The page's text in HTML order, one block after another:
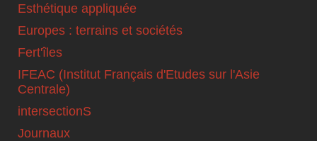
Esthétique appliquée
Europes : terrains et sociétés
Fert'îles
IFEAC (Institut Français d'Etudes sur l'Asie
Centrale)
intersectionS
Journaux